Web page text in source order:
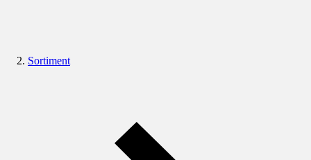
Sortiment